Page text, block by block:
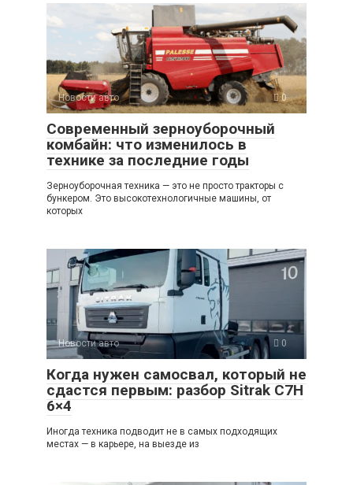
Новости авто 0
Современный зерноуборочный
комбайн: что изменилось в
технике за последние годы
Зерноуборочная техника — это не просто тракторы с
бункером. Это высокотехнологичные машины, от
которых
Новости авто 0
Когда нужен самосвал, который не
сдастся первым: разбор Sitrak C7H
6×4
Иногда техника подводит не в самых подходящих
местах — в карьере, на выезде из